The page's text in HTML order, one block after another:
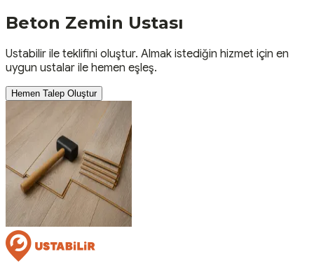
Beton Zemin Ustası
Ustabilir ile teklifini oluştur. Almak istediğin hizmet için en
uygun ustalar ile hemen eşleş.
Hemen Talep Oluştur